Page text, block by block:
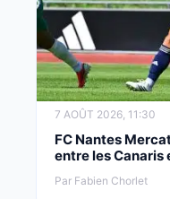
7 AOÛT 2026, 11:30
FC Nantes
entre les Canaris
Par Fabien Chorlet